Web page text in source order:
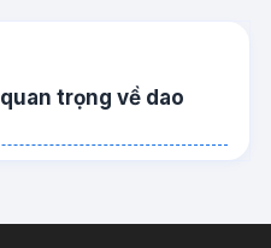
trọng về dao